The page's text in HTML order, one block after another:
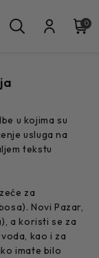
0
u kojima su
usluga na
tekstu
za
Novi Pazar,
a koristi se za
kao i za
imate bilo